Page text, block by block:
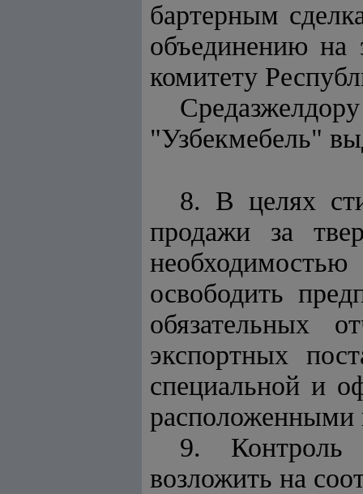
бартерным
объединению на
комитету
"Узбекмебель"
8. В целях
продажи за
освободить
обязательных
экспортных
специальной и
расположенными
9. Контроль
возложить на